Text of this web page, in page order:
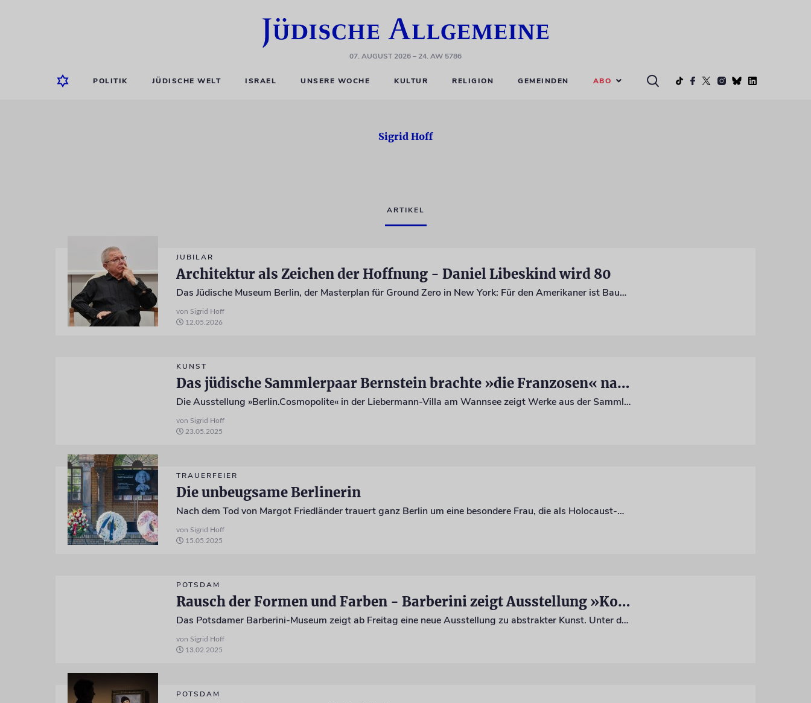
07. AUGUST 2026– 24. AW 5786
POLITIK JÜDISCHE WELT ISRAEL UNSERE WOCHE KULTUR RELIGION GEMEINDEN ABO
Sigrid Hoff
ARTIKEL
JUBILAR
Architektur als Zeichen der Hoffnung - Daniel Libeskind wird 80
Das Jüdische Museum Berlin, der Masterplan für Ground Zero in New York: Für den Amerikaner ist Bauen Teil der Erinnerungskultur
von Sigrid Hoff
12.05.2026
KUNST
Das jüdische Sammlerpaar Bernstein brachte »die Franzosen« nach Berlin
Die Ausstellung »Berlin.Cosmopolite« in der Liebermann-Villa am Wannsee zeigt Werke aus der Sammlung von Felicie (1852-1908) und Carl (1842-1894) Bernstein
von Sigrid Hoff
23.05.2025
TRAUERFEIER
Die unbeugsame Berlinerin
Nach dem Tod von Margot Friedländer trauert ganz Berlin um eine besondere Frau, die als Holocaust-Überlebende unermüdlich für Menschlichkeit eintrat. Bei ihrer Beisetzung nahmen hochrangige Gäste nun Abschied
von Sigrid Hoff
15.05.2025
POTSDAM
Rausch der Formen und Farben - Barberini zeigt Ausstellung »Kosmos Kandinsky«
Das Potsdamer Barberini-Museum zeigt ab Freitag eine neue Ausstellung zu abstrakter Kunst. Unter dem Titel »Kosmos Kandinsky. Geometrische Abstraktion im 20. Jahrhundert« werden 125 Werke gezeigt
von Sigrid Hoff
13.02.2025
POTSDAM